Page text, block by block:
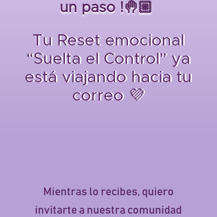
un paso !🤚🏼
Tu Reset emocional
“Suelta el Control” ya
está viajando hacia tu
correo 💜
Mientras lo recibes, quiero
invitarte a nuestra comunidad